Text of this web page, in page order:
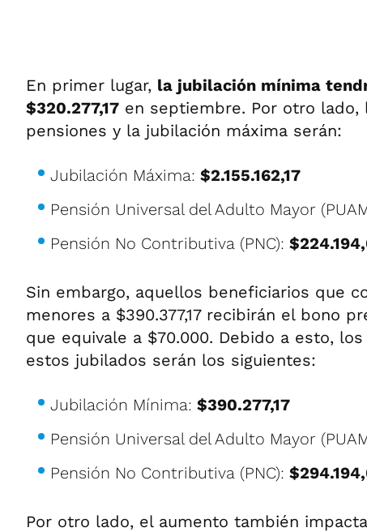
En primer lugar, la jubilación mínima
$320.277,17 en septiembre. Por otro
pensiones y la jubilación máxima serán:
Jubilación Máxima: $2.155.162,17
Pensión Universal del Adulto Mayor
Pensión No Contributiva (PNC):
Sin embargo, aquellos beneficiarios que
menores a $390.377,17 recibirán el bono
que equivale a $70.000. Debido a esto,
estos jubilados serán los siguientes:
Jubilación Mínima: $390.277,17
Pensión Universal del Adulto Mayor
Pensión No Contributiva (PNC):
Por otro lado, el aumento también